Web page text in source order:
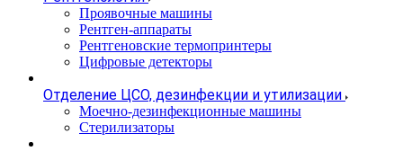
Проявочные машины
Рентген-аппараты
Рентгеновские термопринтеры
Цифровые детекторы
Отделение ЦСО, дезинфекции и утилизации
Моечно-дезинфекционные машины
Стерилизаторы